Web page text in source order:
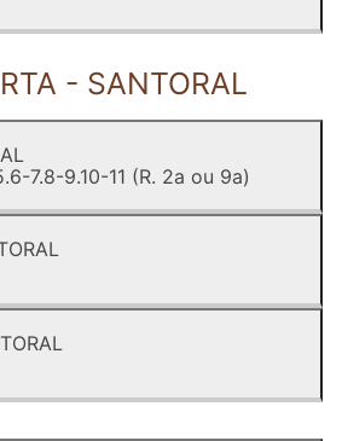
- SANTORAL
7.8-9.10-11 (R. 2a ou 9a)